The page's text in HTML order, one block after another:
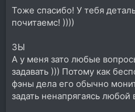
Тоже спасибо! У тебя
почитаемс! ))))
ЗЫ
А у меня зато любые
задавать ))) Потому как
фэны дела его обычно
задать ненапрягаясь любой